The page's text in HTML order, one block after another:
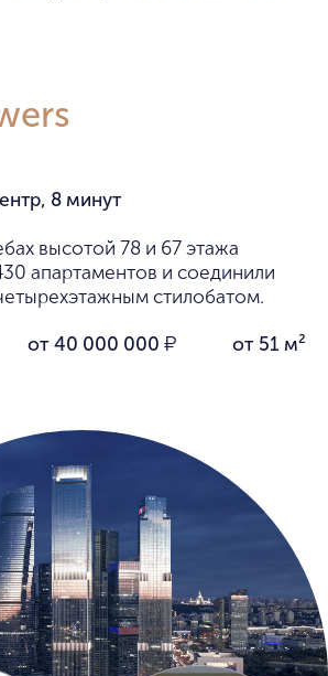
8 минут
высотой 78 и 67 этажа
апартаментов и соединили
стилобатом.
от 40 000 000 ₽ от 51 м²